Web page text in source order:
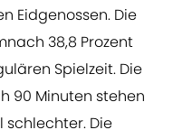
Eidgenossen. Die
38,8 Prozent
Spielzeit. Die
90 Minuten stehen
schlechter. Die